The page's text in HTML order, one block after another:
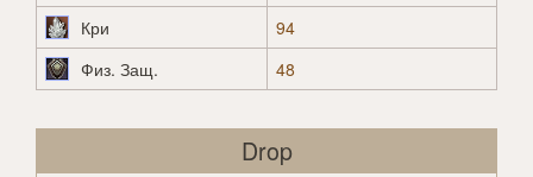
Кри
94
Физ. Защ.
48
Drop